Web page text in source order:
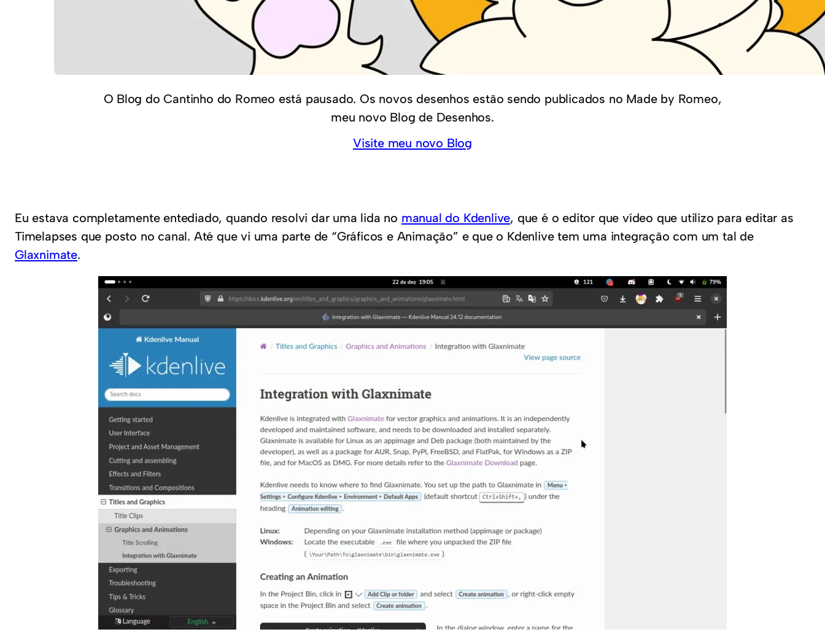
O Blog do Cantinho do Romeo está pausado. Os novos desenhos estão sendo publicados no Made by Romeo,
meu novo Blog de Desenhos.
Visite meu novo Blog
Eu estava completamente entediado, quando resolvi dar uma lida no manual do Kdenlive, que é o editor que vídeo que utilizo para editar as
Timelapses que posto no canal. Até que vi uma parte de “Gráficos e Animação” e que o Kdenlive tem uma integração com um tal de
Glaxnimate.